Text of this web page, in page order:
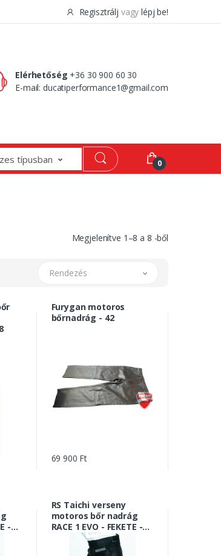
Regisztrálj vagy lépj be!
Elérhetőség +36 30 900 60 30
E-mail:ducatiperformance1@gmail.com
típusban 0
Megjelenítve 1 –8 a 8 -ből
Rendezés
Furygan motoros
bőrnadrág - 42
69 900 Ft
-
RS Taichi verseny
motoros bőr nadrág
RACE 1 EVO - FEKETE -